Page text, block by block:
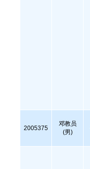
2005375
邓教员
(男)